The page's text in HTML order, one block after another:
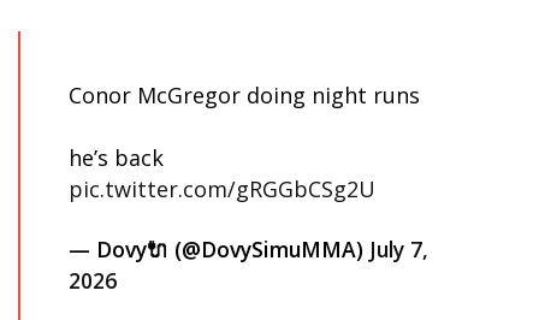
Conor McGregor doing night runs
he’s back
pic.twitter.com/gRGGbCSg2U
— Dovy🔌 (@DovySimuMMA) July 7,
2026